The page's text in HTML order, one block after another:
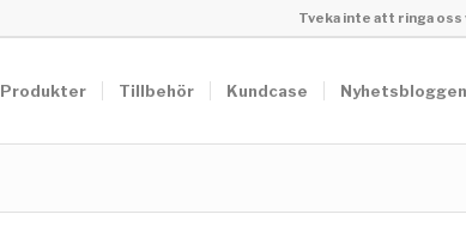
Tveka inte att ringa
Produkter Tillbehör Kundcase Nyhetsbloggen